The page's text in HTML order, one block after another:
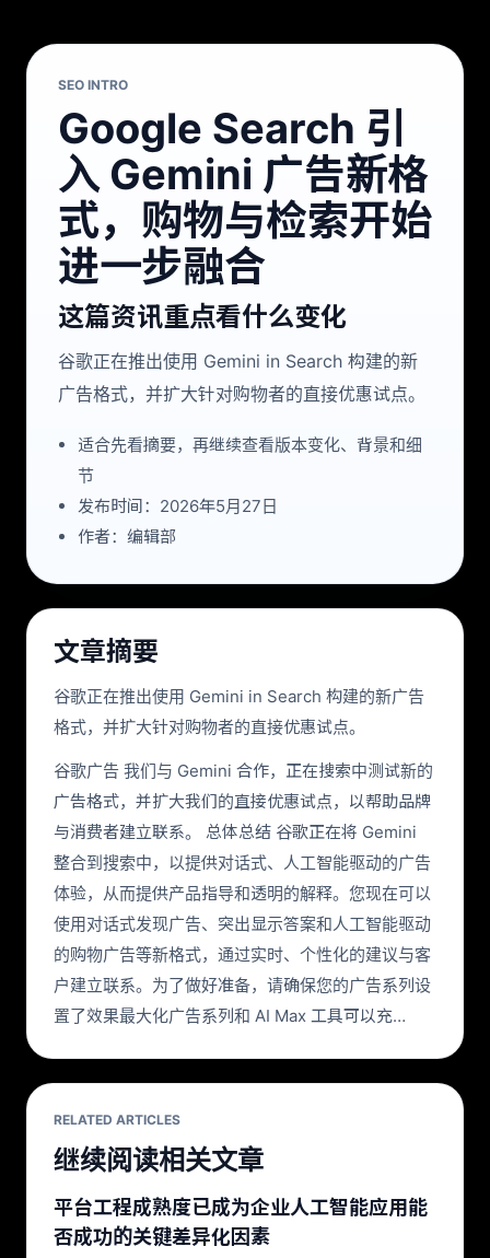
SEO INTRO
Google Search 引
入 Gemini 广告新格
式，购物与检索开始
进一步融合
这篇资讯重点看什么变化
谷歌正在推出使用 Gemini in Search 构建的新
广告格式，并扩大针对购物者的直接优惠试点。
适合先看摘要，再继续查看版本变化、背景和细
节
发布时间：2026年5月27日
作者：编辑部
文章摘要
谷歌正在推出使用 Gemini in Search 构建的新广告
格式，并扩大针对购物者的直接优惠试点。
谷歌广告 我们与 Gemini 合作，正在搜索中测试新的
广告格式，并扩大我们的直接优惠试点，以帮助品牌
与消费者建立联系。 总体总结 谷歌正在将 Gemini
整合到搜索中，以提供对话式、人工智能驱动的广告
体验，从而提供产品指导和透明的解释。您现在可以
使用对话式发现广告、突出显示答案和人工智能驱动
的购物广告等新格式，通过实时、个性化的建议与客
户建立联系。为了做好准备，请确保您的广告系列设
置了效果最大化广告系列和 AI Max 工具可以充…
RELATED ARTICLES
继续阅读相关文章
平台工程成熟度已成为企业人工智能应用能
否成功的关键差异化因素